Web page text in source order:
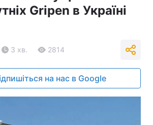
Gripen в Україні
3 хв. 2814
на нас в Google